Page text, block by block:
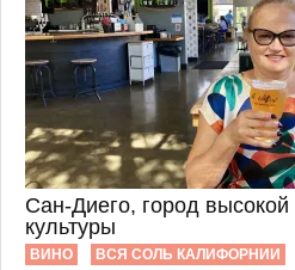
Сан-Диего, город высокой
культуры
ВИНО ВСЯ СОЛЬ КАЛИФОРНИИ